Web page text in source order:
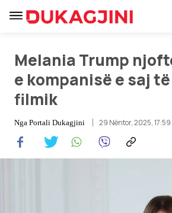
Lajme
Melania Trump
e kompanisë e saj
filmik
Nga Portali Dukagjini 29 Nëntor, 2025, 17:59